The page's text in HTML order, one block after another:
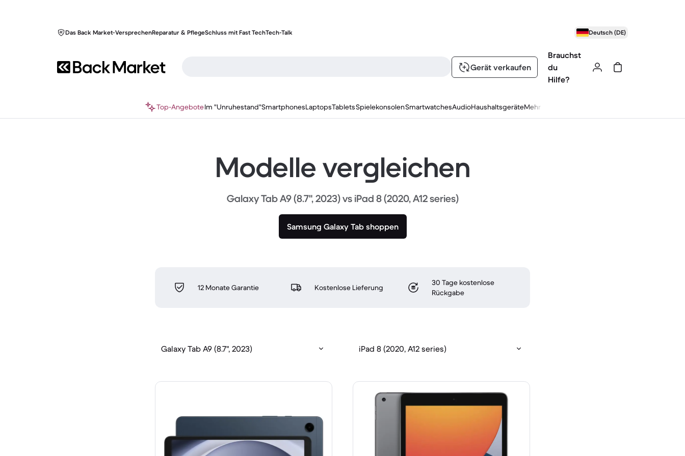
Das Back Market-VersprechenReparatur & PflegeSchluss mit Fast TechTech-Talk Deutsch (DE)
Gerät verkaufen
Brauchst
du
Hilfe?
Top-AngeboteIm "Unruhestand"SmartphonesLaptopsTabletsSpielekonsolenSmartwatchesAudioHaushaltsgeräteMehr
Modelle vergleichen
Galaxy Tab A9 (8.7", 2023) vs iPad 8 (2020, A12 series)
Samsung Galaxy Tab shoppen
12 Monate Garantie Kostenlose Lieferung
30 Tage kostenlose
Rückgabe
Galaxy Tab A9 (8.7", 2023) iPad 8 (2020, A12 series)